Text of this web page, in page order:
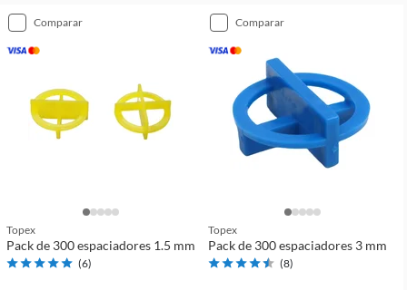
comparar
Topex
Pack de 300 espaciadores 1.5 mm
(6)
comparar
Topex
Pack de 300 espaciadores 3 mm
(8)